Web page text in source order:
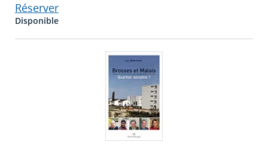
Réserver
Disponible